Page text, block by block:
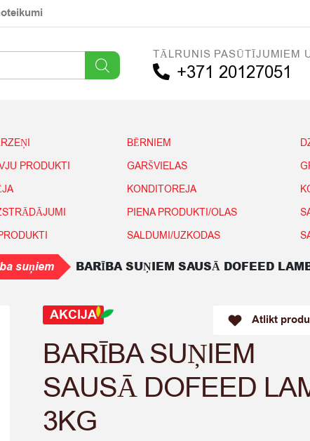
TĀLRUNIS PASŪTĪJUMIEM
+371 20127051
BĒRNIEM
PRODUKTI
GARŠVIELAS
KONDITOREJA
PIENA PRODUKTI/OLAS
SALDUMI/UZKODAS
suņiem BARĪBA SUŅIEM SAUSĀ DOFEED
Atlikt
AKCIJA
BARĪBA SUŅIEM
SAUSĀ DOFEED
3KG